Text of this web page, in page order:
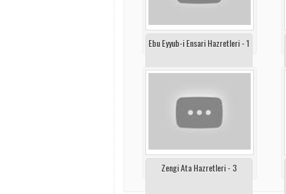
Ebu Eyyub-i Ensari Hazretleri - 1
Zengi Ata Hazretleri - 3